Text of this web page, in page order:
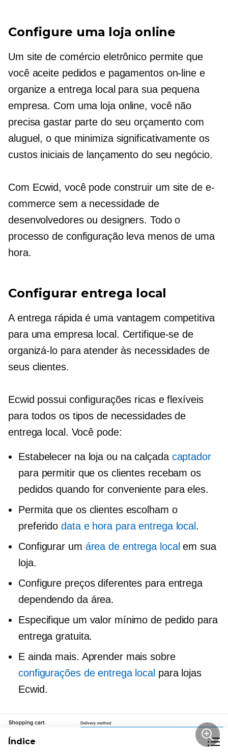
Configure uma loja online
Um site de comércio eletrônico permite que
você aceite pedidos e pagamentos on-line e
organize a entrega local para sua pequena
empresa. Com uma loja online, você não
precisa gastar parte do seu orçamento com
aluguel, o que minimiza significativamente os
custos iniciais de lançamento do seu negócio.
Com Ecwid, você pode construir um site de e-
commerce sem a necessidade de
desenvolvedores ou designers. Todo o
processo de configuração leva menos de uma
hora.
Configurar entrega local
A entrega rápida é uma vantagem competitiva
para uma empresa local. Certifique-se de
organizá-lo para atender às necessidades de
seus clientes.
Ecwid possui configurações ricas e flexíveis
para todos os tipos de necessidades de
entrega local. Você pode:
Estabelecer na loja ou na calçada captador
para permitir que os clientes recebam os
pedidos quando for conveniente para eles.
Permita que os clientes escolham o
preferidodata e hora para entrega local .
Configurar um área de entrega local em sua
loja.
Configure preços diferentes para entrega
dependendo da área.
Especifique um valor mínimo de pedido para
entrega gratuita.
E ainda mais. Aprender mais sobre
configurações de entrega local para lojas
Ecwid.
Índice